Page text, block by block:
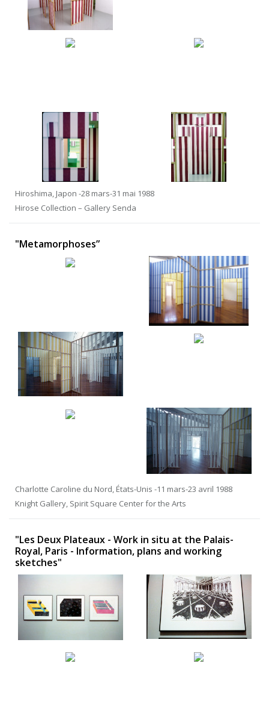
Hiroshima, Japon -28 mars-31 mai 1988
Hirose Collection – Gallery Senda
"Metamorphoses”
Charlotte Caroline du Nord, États-Unis -11 mars-23 avril 1988
Knight Gallery, Spirit Square Center for the Arts
"Les Deux Plateaux - Work in situ at the Palais-
Royal, Paris - Information, plans and working
sketches"